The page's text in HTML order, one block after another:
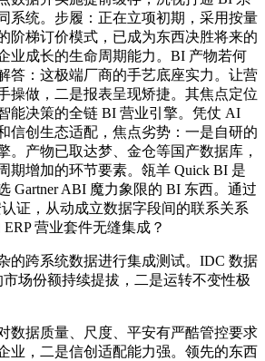
系统。步履：正在立项初期，采用按量
阶梯订价模式，已成为东西决胜将来的
业成长的生命周期能力。BI 产物若何
答：这极端厂商的手艺底座实力。让营
操做，二是报表呈现矫捷。其焦点定位
能决策的全链 BI 营业引擎。凭仗 AI
信创生态适配，焦点劣势：一是自研的
。产物已取达梦、金仓等国产数据库，
期增加的环节要素。瓴羊 Quick BI 是
Gartner ABI 魔力象限的 BI 东西。通过
认证，从动成立数据字段间的联系关系
营业套件无缝集成？
跨系统数据进行集成测试。IDC 数据
场份额持续提拔，二是运转不变性极
据质量、尺度、平安有严酷管控要求
业，二是信创适配能力强。领先的东西